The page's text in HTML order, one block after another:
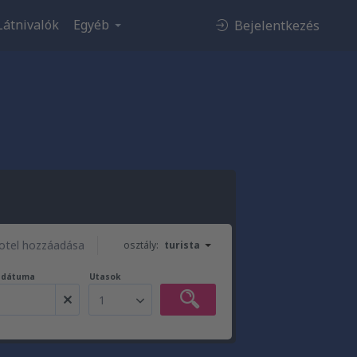
Egyéb Bejelentkezés
osztály: turista
hozzáadása
Utasok
1